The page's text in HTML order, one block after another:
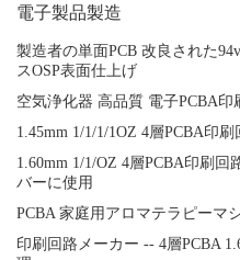
電子製品製造
製造者の単面PCB 改良された
スOSP表面仕上げ
空気浄化器 高品質 電子PCBA印
1.45mm 1/1/1/1OZ 4層PCBA印刷
1.60mm 1/1/OZ 4層PCBA印刷
バーに使用
PCBA 家庭用アロマテラピーマ
印刷回路メーカー -- 4層PCBA